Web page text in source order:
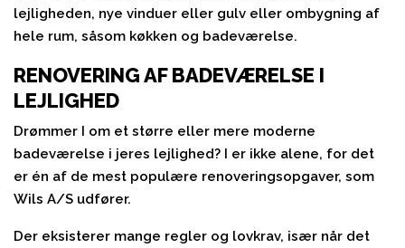
lejligheden, nye vinduer eller gulv eller ombygning af
hele rum, såsom køkken og badeværelse.
RENOVERING AF BADEVÆRELSE I
LEJLIGHED
Drømmer I om et større eller mere moderne
badeværelse i jeres lejlighed? I er ikke alene, for det
er én af de mest populære renoveringsopgaver, som
Wils A/S udfører.
Der eksisterer mange regler og lovkrav, især når det